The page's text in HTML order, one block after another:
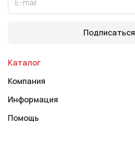
Подписаться
Каталог
Компания
Информация
Помощь